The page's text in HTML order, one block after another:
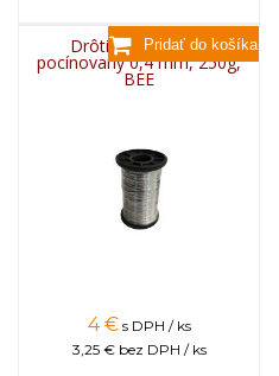
Drôtik do rámikov
pocínovaný 0,4 mm, 250g,
BEE
4 € s DPH / ks
3,25 € bez DPH / ks